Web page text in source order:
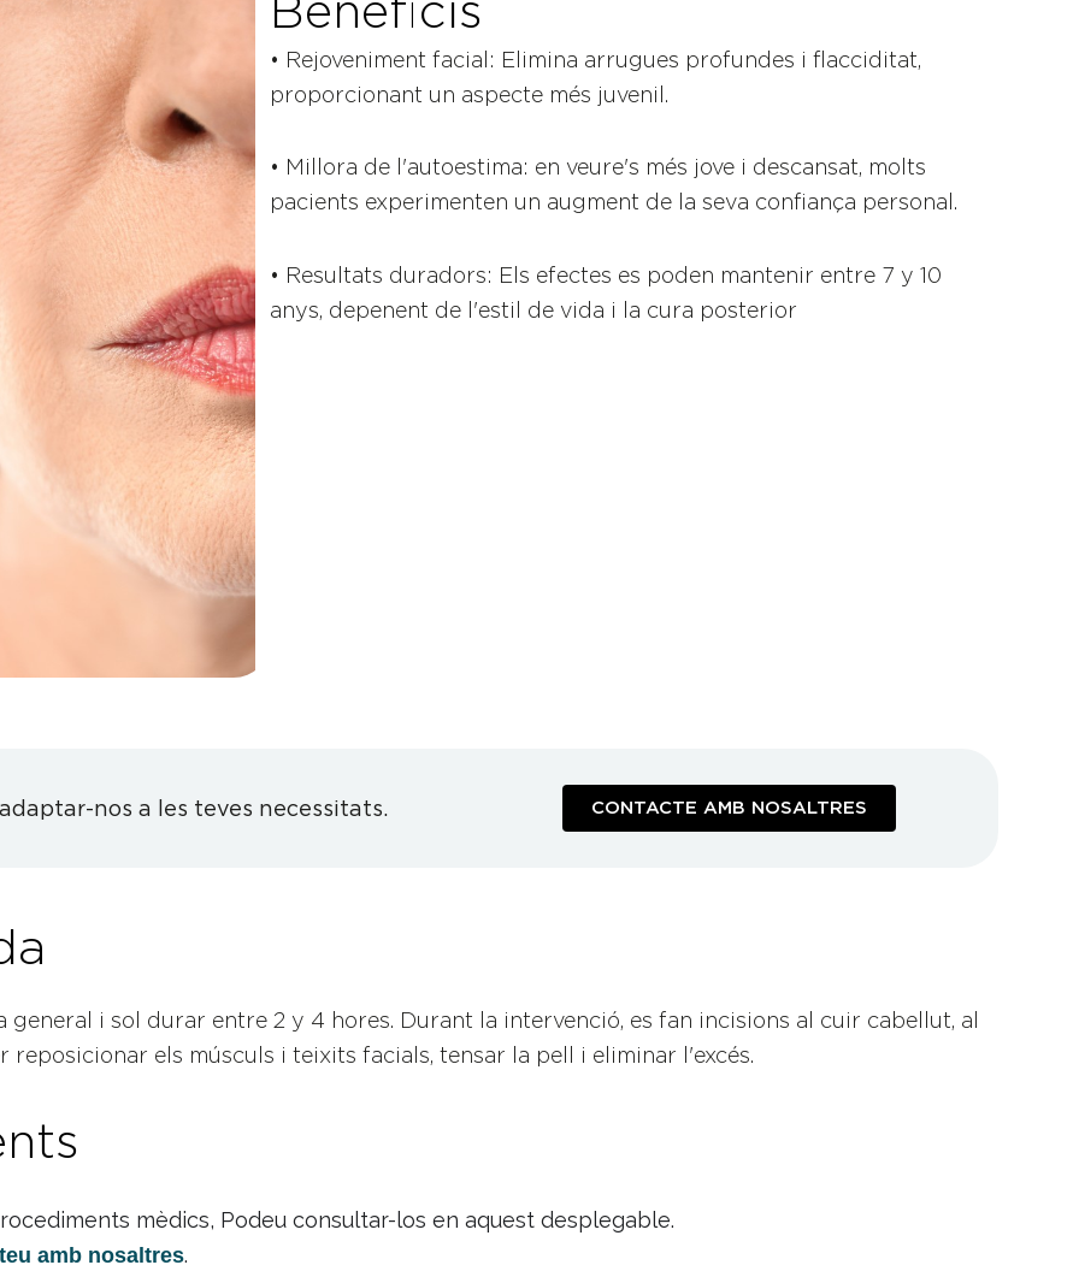
• Rejoveniment facial: Elimina arrugues profundes i flacciditat,
proporcionant un aspecte més juvenil.
• Millora de l'autoestima: en veure's més jove i descansat, molts
pacients experimenten un augment de la seva confiança personal.
• Resultats duradors: Els efectes es poden mantenir entre 7 y 10
anys, depenent de l'estil de vida i la cura posterior
nos a les teves necessitats. CONTACTE AMB NOSALTRES
general i sol durar entre 2 y 4 hores. Durant la intervenció, es fan incisions al cuir cabellut, al
els músculs i teixits facials, tensar la pell i eliminar l'excés.
mèdics, Podeu consultar-los en aquest desplegable.
amb nosaltres.